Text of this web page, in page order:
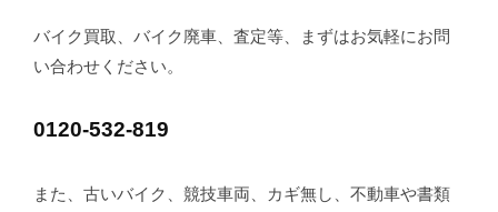
バイク買取、バイク廃車、査定等、まずはお気軽にお問
い合わせください。
0120-532-819
また、古いバイク、競技車両、カギ無し、不動車や書類